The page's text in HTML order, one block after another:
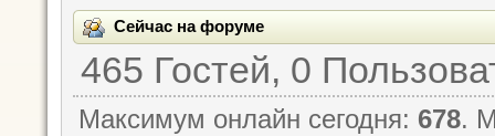
Сейчас на форуме
465 Гостей, 0
Максимум онлайн сегодня: 678.